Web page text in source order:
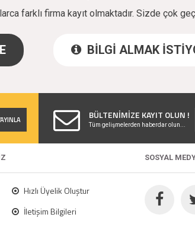
farklı firma kayıt olmaktadır. Sizde çok
BİLGİ ALMAK
BÜLTENİMİZE KAYIT OLUN !
Tüm gelişmelerden haberdar olun...
SOSYAL
Hızlı Üyelik Oluştur
İletişim Bilgileri